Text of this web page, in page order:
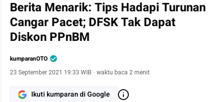
Berita Menarik: Tips Hadapi Turunan
Cangar Pacet; DFSK Tak Dapat
Diskon PPnBM
kumparanOTO
23 September 2021 19:33 WIB · waktu baca 2 menit
Ikuti kumparan di Google